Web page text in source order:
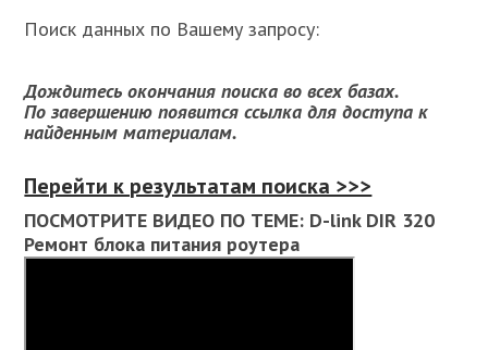
Поиск данных по Вашему запросу:
Дождитесь окончания поиска во всех базах.
По завершению появится ссылка для доступа к
найденным материалам.
Перейти к результатам поиска >>>
ПОСМОТРИТЕ ВИДЕО ПО ТЕМЕ: D-link DIR 320
Ремонт блока питания роутера